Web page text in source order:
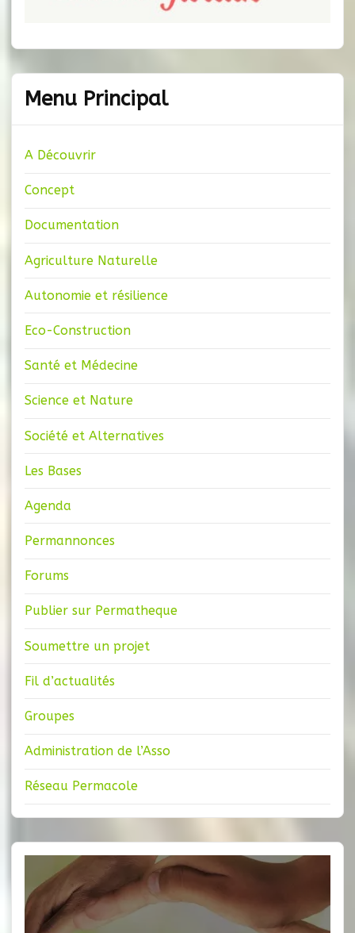
Menu Principal
A Découvrir
Concept
Documentation
Agriculture Naturelle
Autonomie et résilience
Eco-Construction
Santé et Médecine
Science et Nature
Société et Alternatives
Les Bases
Agenda
Permannonces
Forums
Publier sur Permatheque
Soumettre un projet
Fil d’actualités
Groupes
Administration de l’Asso
Réseau Permacole